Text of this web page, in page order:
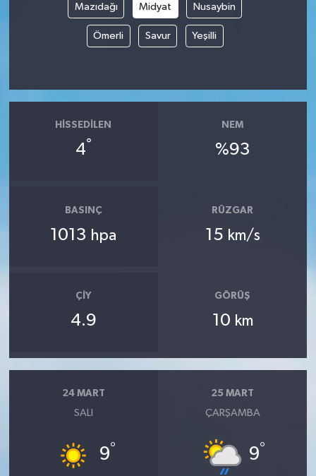
Mazıdağı Midyat Nusaybin
Ömerli Savur Yeşilli
HISSEDILEN
4°
NEM
%93
BASINÇ
1013 hpa
RÜZGAR
15 km/s
ÇIY
4.9
GÖRÜŞ
10 km
24 MART
SALI
9°
25 MART
ÇARŞAMBA
9°